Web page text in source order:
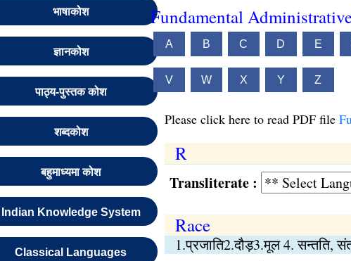
भाषाकोश
ज्ञानकोश
पाठ्य-पुस्तक कोश
शब्दकोश
बहुमाध्यमा कोश
Indian Knowledge System
Classical Languages
Fundamental
A B C D E
V W X Y Z
Please click here to read PDF file
R
Transliterate :
Race
1.प्रजाति2.दौड़3.मूल 4. सन्तति,